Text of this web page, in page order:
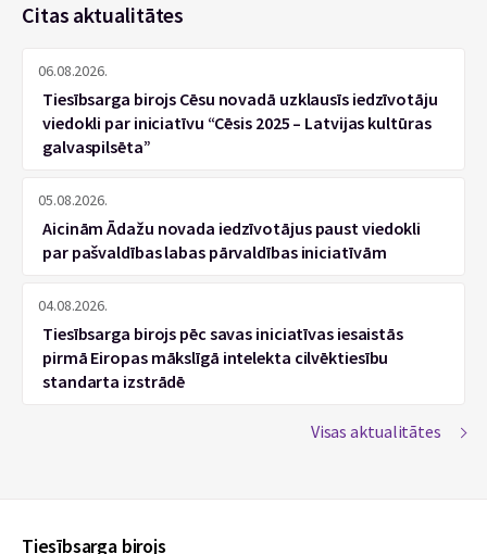
Citas aktualitātes
06.08.2026.
Tiesībsarga birojs Cēsu novadā uzklausīs iedzīvotāju
viedokli par iniciatīvu “Cēsis 2025 – Latvijas kultūras
galvaspilsēta”
05.08.2026.
Aicinām Ādažu novada iedzīvotājus paust viedokli
par pašvaldības labas pārvaldības iniciatīvām
04.08.2026.
Tiesībsarga birojs pēc savas iniciatīvas iesaistās
pirmā Eiropas mākslīgā intelekta cilvēktiesību
standarta izstrādē
Visas aktualitātes
Tiesībsarga birojs